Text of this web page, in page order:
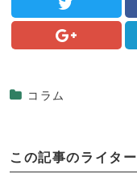
コラム
この記事のライター